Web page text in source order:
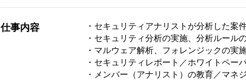
仕事内容
・セキュリティアナリストが分析した案
・セキュリティ分析の実施、分析ルール
・マルウェア解析、フォレンジックの実
・セキュリティレポート／ホワイトペー
・メンバー（アナリスト）の教育／マネ